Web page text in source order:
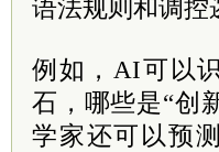
语法规则和调控
例如，AI可以
石，哪些是“创
学家还可以预